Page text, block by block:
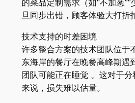
的菜品定制需求（如“不加葱”“
旦同步出错，顾客体验大打折
技术支持的时差困境
许多整合方案的技术团队位于
东海岸的餐厅在晚餐高峰期遇
团队可能正在睡觉 。这对于
来说，损失难以估量。